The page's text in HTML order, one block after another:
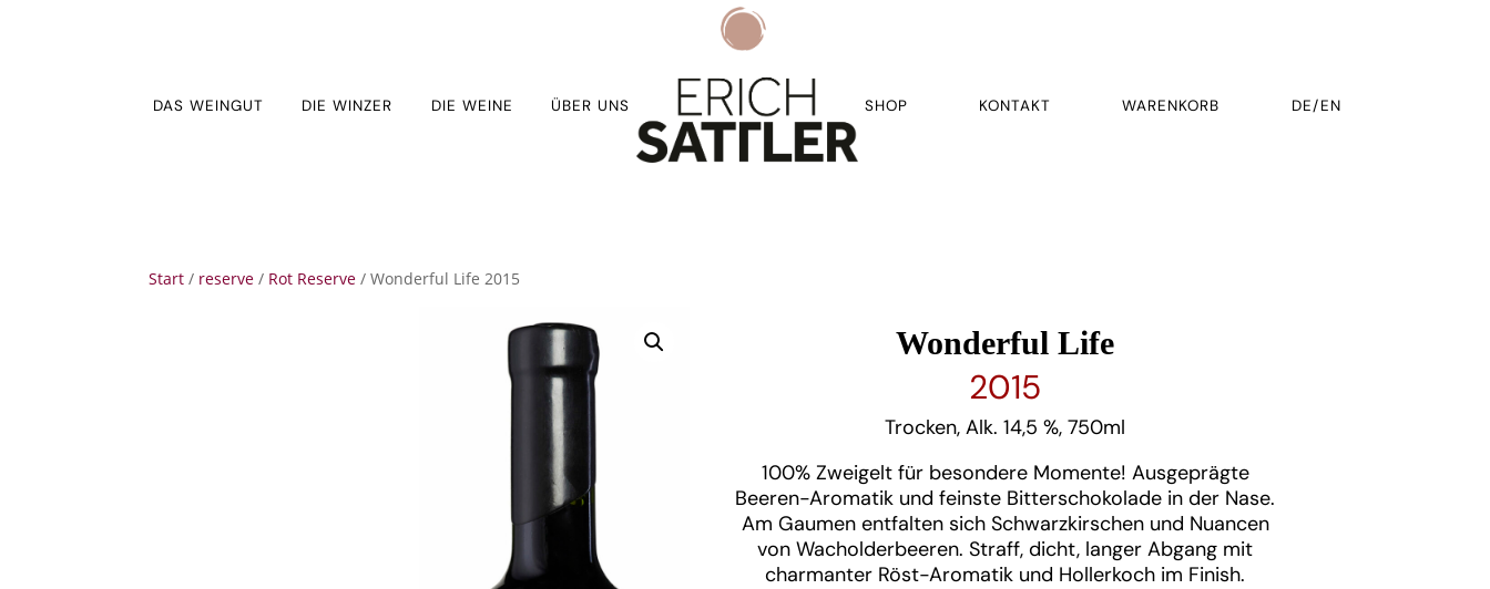
DAS WEINGUT DIE WINZER DIE WEINE ÜBER UNS SHOP KONTAKT WARENKORB DE/EN
Start / reserve / Rot Reserve / Wonderful Life 2015
Wonderful Life
2015
Trocken, Alk. 14,5 %, 750ml
100% Zweigelt für besondere Momente! Ausgeprägte
Beeren-Aromatik und feinste Bitterschokolade in der Nase.
Am Gaumen entfalten sich Schwarzkirschen und Nuancen
von Wacholderbeeren. Straff, dicht, langer Abgang mit
charmanter Röst-Aromatik und Hollerkoch im Finish.